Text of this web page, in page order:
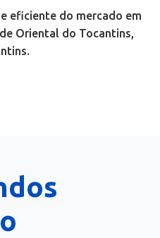
eficiente do mercado em
Oriental do Tocantins,